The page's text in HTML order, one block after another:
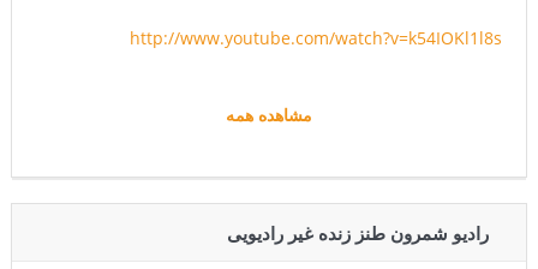
http://www.youtube.com/watch?v=k54IOKl1l8s
مشاهده همه
رادیو شمرون طنز زنده غیر رادیویی